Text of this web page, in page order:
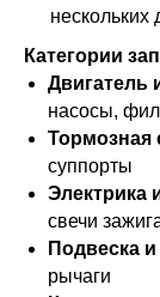
нескольких
Категории
Двигатель
насосы,
Тормозная
суппорты
Электрика
свечи
Подвеска
рычаги